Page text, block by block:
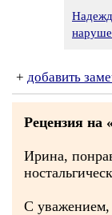
+ добавить
Рецензия на
Ирина,
С уважением,